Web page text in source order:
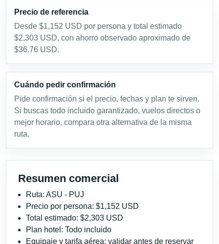
Precio de referencia
Desde $1,152 USD por persona y total estimado
$2,303 USD, con ahorro observado aproximado de
$36.76 USD.
Cuándo pedir confirmación
Pide confirmación si el precio, fechas y plan te sirven.
Si buscas todo incluido garantizado, vuelos directos o
mejor horario, compara otra alternativa de la misma
ruta.
Resumen comercial
Ruta: ASU - PUJ
Precio por persona: $1,152 USD
Total estimado: $2,303 USD
Plan hotel: Todo incluido
Equipaje y tarifa aérea: validar antes de reservar